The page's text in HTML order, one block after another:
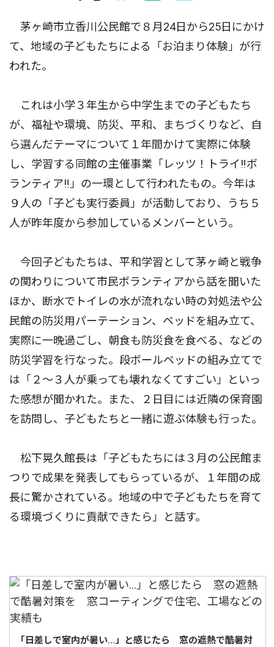
茅ヶ崎市立香川公民館で８月24日から25日にかけ
て、地域の子どもたちによる「お泊まり体験」が行
われた。
これは小学３年生から中学生までの子どもたち
が、福祉や環境、防災、平和、まちづくりなど、自
ら選んだテーマについて１年間かけて実際に体験
し、学習する同館の主催事業「レッツ！トライ‼ボ
ランティア‼」の一環として行われたもの。今年は
９人の「子ども実行委員」が活動しており、うち５
人が昨年度から参加しているメンバーという。
今回子どもたちは、平和学習として茅ヶ崎と戦争
の関わりについて市民ボランティアから話を聞いた
ほか、断水でトイレの水が流れない時の対処法や公
民館の防災用パーテーション、ベッドを組み立て、
実際に一晩過ごし、朝食も防災食を食べる、などの
防災学習を行なった。段ボールベッドの組み立てで
は「２〜３人が乗っても壊れなくてすごい」といっ
た感想が聞かれた。また、２日目には近隣の保育園
を訪問し、子どもたちと一緒に遊ぶ体験も行った。
松下晃久館長は「子どもたちには３月の公民館ま
つりで成果を発表してもらっているが、１年間の成
長に驚かされている。地域の中で子どもたちを育て
る環境づくりに貢献できたら」と話す。
「日差しで室内が暑い…」と感じたら 窓の遮熱で酷暑対